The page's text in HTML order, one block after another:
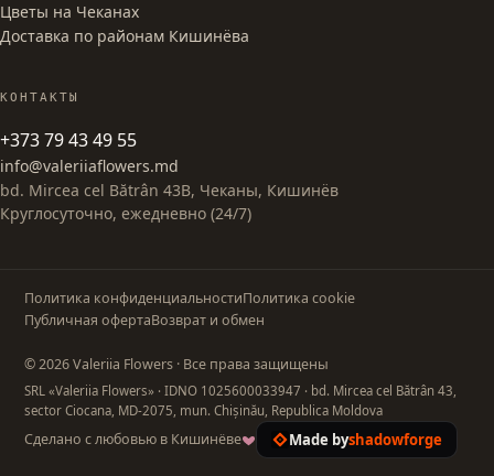
Цветы на Чеканах
Доставка по районам Кишинёва
КОНТАКТЫ
+373 79 43 49 55
info@valeriiaflowers.md
bd. Mircea cel Bătrân 43B, Чеканы, Кишинёв
Круглосуточно, ежедневно (24/7)
Политика конфиденциальностиПолитика cookie
Публичная офертаВозврат и обмен
© 2026 Valeriia Flowers · Все права защищены
SRL «Valeriia Flowers» · IDNO 1025600033947 · bd. Mircea cel Bătrân 43,
sector Ciocana, MD-2075, mun. Chișinău, Republica Moldova
Сделано с любовью в Кишинёве Made byshadowforge